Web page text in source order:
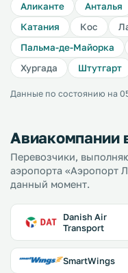
Аликанте Анталья
Катания
Кос
Пальма-де-Майорка
Хургада
Штутгарт
Данные по состоянию на
Авиакомпании
Перевозчики,
аэропорта «Аэропорт
данный момент.
Danish Air
Transport
SmartWings